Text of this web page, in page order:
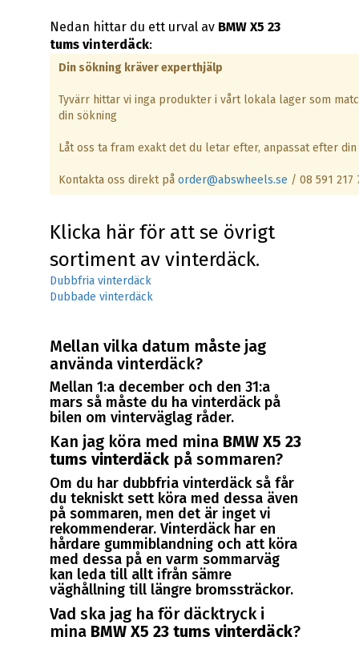
Nedan hittar du ett urval av BMW X5 23
tums vinterdäck:
Din sökning kräver experthjälp
Tyvärr hittar vi inga produkter i vårt lokala lager som
din sökning
Låt oss ta fram exakt det du letar efter, anpassat efter
Kontakta oss direkt på order@abswheels.se / 08 591 217
Klicka här för att se övrigt
sortiment av vinterdäck.
Dubbfria vinterdäck
Dubbade vinterdäck
Mellan vilka datum måste jag
använda vinterdäck?
Mellan 1:a december och den 31:a
mars så måste du ha vinterdäck på
bilen om vinterväglag råder.
Kan jag köra med mina BMW X5 23
tums vinterdäckpå sommaren?
Om du har dubbfria vinterdäck så får
du tekniskt sett köra med dessa även
på sommaren, men det är inget vi
rekommenderar. Vinterdäck har en
hårdare gummiblandning och att köra
med dessa på en varm sommarväg
kan leda till allt ifrån sämre
väghållning till längre bromssträckor.
Vad ska jag ha för däcktryck i
mina BMW X5 23 tums vinterdäck?